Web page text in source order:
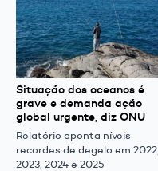
Situação dos oceanos é
grave e demanda ação
global urgente, diz ONU
Relatório aponta níveis
recordes de degelo em 2022,
2023, 2024 e 2025